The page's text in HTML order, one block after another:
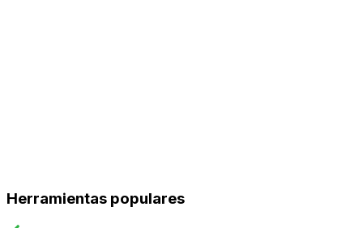
Herramientas populares